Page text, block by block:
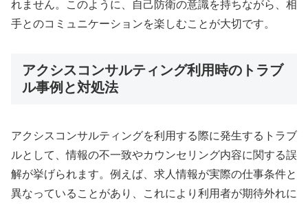
れません。このように、自己防衛の意識を持ちながら、相
手とのコミュニケーションを楽しむことが大切です。
アクシスコンサルティング利用時のトラブ
ル事例と対処法
アクシスコンサルティングを利用する際に発生するトラブ
ルとして、情報の不一致やカウンセリング内容に関する誤
解が挙げられます。例えば、求人情報が実際の仕事条件と
異なっていることがあり、これにより利用者が期待外れに